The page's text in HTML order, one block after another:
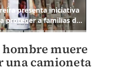
muere
una camioneta